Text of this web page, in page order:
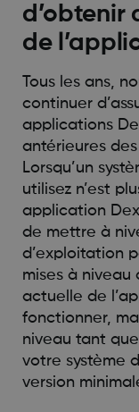
d’obtenir
de
Tous les ans,
continuer
applications
antérieures des
Lorsqu’un
utilisez n’est
application
de mettre à
d’exploitation
mises à niveau
actuelle de
fonctionner,
niveau tant que
votre système
version